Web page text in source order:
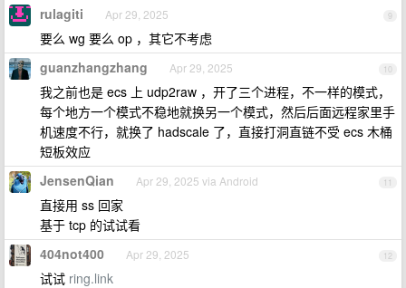
9
rulagiti Apr 29, 2025
要么 wg 要么 op ，其它不考虑
10
guanzhangzhang Apr 29, 2025
我之前也是 ecs 上 udp2raw ，开了三个进程，不一样的模式，
每个地方一个模式不稳地就换另一个模式，然后后面远程家里手
机速度不行，就换了 hadscale 了，直接打洞直链不受 ecs 木桶
短板效应
11
JensenQian Apr 29, 2025 via Android
直接用 ss 回家
基于 tcp 的试试看
12
404not400 Apr 29, 2025
试试 ring.link